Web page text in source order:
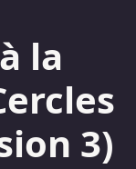
la
3)